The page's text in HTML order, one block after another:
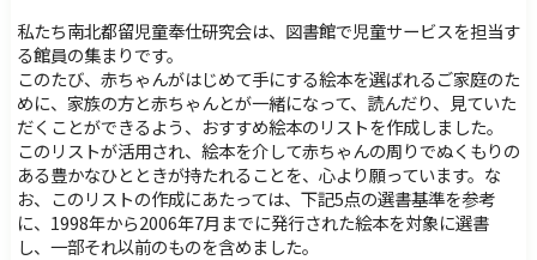
ふりがな
表示
音声
読み上げ
障害のある方へ
交通・アクセス
サイトマップ
Foreign Language
私たち南北都留児童奉仕研究会は、図書館で児童サービスを担当す
る館員の集まりです。
このたび、赤ちゃんがはじめて手にする絵本を選ばれるご家庭のた
めに、家族の方と赤ちゃんとが一緒になって、読んだり、見ていた
だくことができるよう、おすすめ絵本のリストを作成しました。
このリストが活用され、絵本を介して赤ちゃんの周りでぬくもりの
ある豊かなひとときが持たれることを、心より願っています。な
お、このリストの作成にあたっては、下記5点の選書基準を参考
に、1998年から2006年7月までに発行された絵本を対象に選書
し、一部それ以前のものを含めました。